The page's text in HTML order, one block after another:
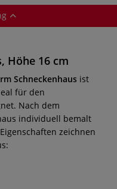
Höhe 16 cm
Schneckenhaus ist
für den
Nach dem
individuell bemalt
zeichnen